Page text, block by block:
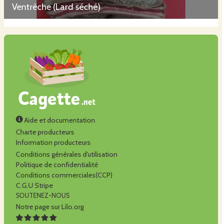
Ventrèche (Lard séché)
Aide et documentation
Charte producteurs
Information producteurs
Conditions générales d'utilisation
Politique de confidentialité
Conditions commerciales(CCP)
C.G.U Stripe
SOUTENEZ-NOUS
Notre page sur Lilo.org